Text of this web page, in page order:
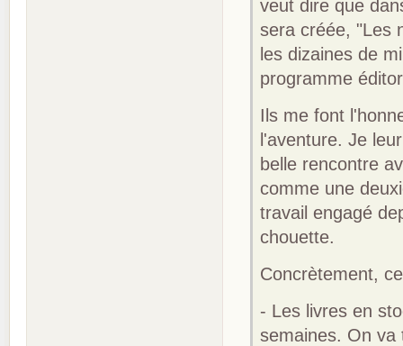
veut dire que
sera créée, "Les
les dizaines de
programme
Ils me font
l'aventure. Je
belle rencontre
comme une
travail engagé
chouette.
Concrètement,
- Les livres en
semaines. On va